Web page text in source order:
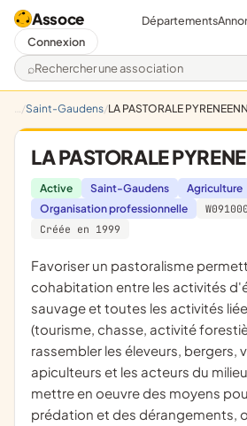
Assoce
Rechercher une association
Départements
Connexion
Saint-Gaudens LA PASTORALE
LA PASTORALE
Active Saint-Gaudens
Agriculture
Organisation professionnelle
Créée en 1999
favoriser un pastoralisme permettant d'améliorer la
cohabitation entre les activités
sauvage et toutes les activités
(tourisme, chasse, activité
rassembler les éleveurs, bergers,
apiculteurs et les acteurs du
mettre en oeuvre des moyens
prédation et des dérangements,